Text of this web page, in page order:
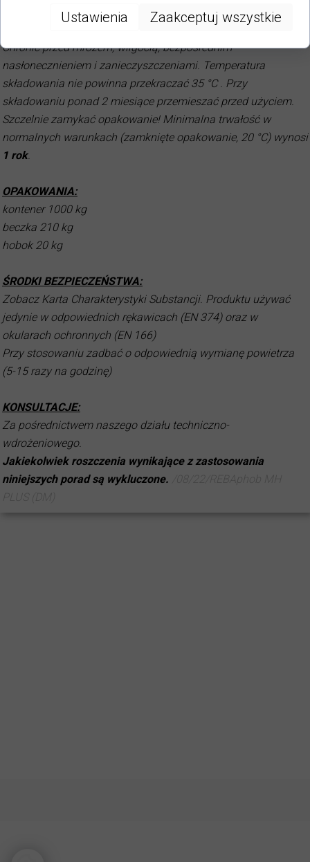
Chronić przed mrozem, wilgocią, bezpośrednim
nasłonecznieniem i zanieczyszczeniami. Temperatura
składowania nie powinna przekraczać 35 °C . Przy
składowaniu ponad 2 miesiące przemieszać przed użyciem.
Szczelnie zamykać opakowanie! Minimalna trwałość w
normalnych warunkach (zamknięte opakowanie, 20 °C) wynosi
1 rok.
OPAKOWANIA:
kontener 1000 kg
beczka 210 kg
hobok 20 kg
ŚRODKI BEZPIECZEŃSTWA:
Zobacz Karta Charakterystyki Substancji. Produktu używać
jedynie w odpowiednich rękawicach (EN 374) oraz w
okularach ochronnych (EN 166)
Przy stosowaniu zadbać o odpowiednią wymianę powietrza
(5-15 razy na godzinę)
KONSULTACJE:
Za pośrednictwem naszego działu techniczno-
wdrożeniowego.
Jakiekolwiek roszczenia wynikające z zastosowania
niniejszych porad są wykluczone.
Ustawienia Zaakceptuj wszystkie